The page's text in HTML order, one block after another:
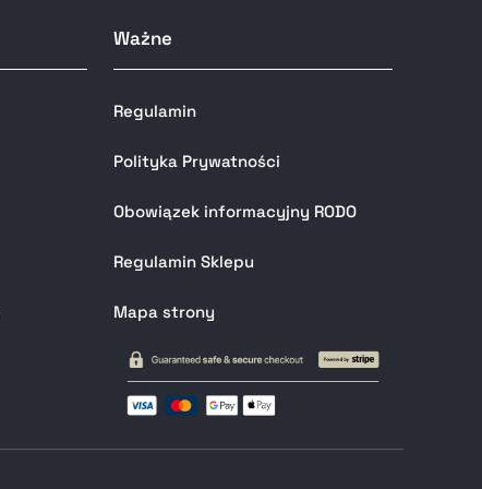
Ważne
Regulamin
Polityka Prywatności
Obowiązek informacyjny RODO
Regulamin Sklepu
Mapa strony